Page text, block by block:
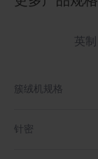
英制
簇绒机规格
针密